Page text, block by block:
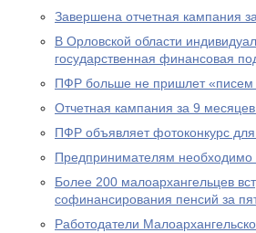
Завершена отчетная кампания
В Орловской области
государственная финансовая
ПФР больше не пришлет «писем
Отчетная кампания за 9
ПФР объявляет фотоконкурс
Предпринимателям необходимо
Более 200 малоархангельцев
софинансирования пенсий за
Работодатели